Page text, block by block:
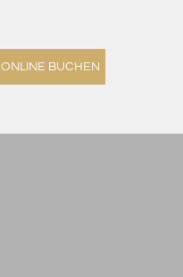
ONLINE BUCHEN